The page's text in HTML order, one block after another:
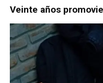
Veinte años